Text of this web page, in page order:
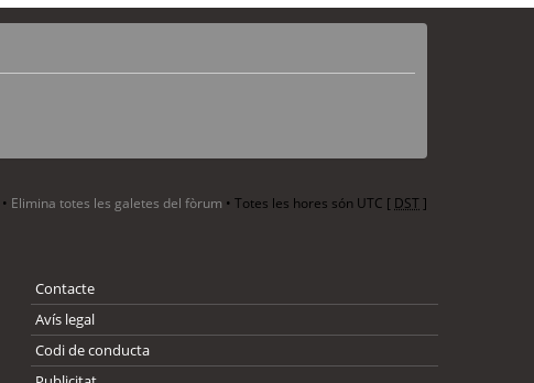
• Elimina totes les galetes del fòrum • Totes les hores són UTC [ DST]
Contacte
Avís legal
Codi de conducta